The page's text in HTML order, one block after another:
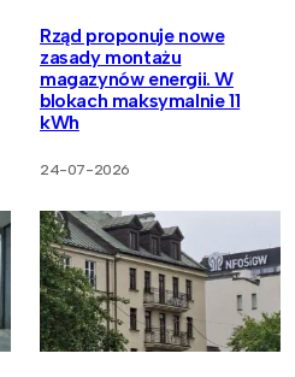
Rząd proponuje nowe
zasady montażu
magazynów energii. W
blokach maksymalnie 11
kWh
24-07-2026